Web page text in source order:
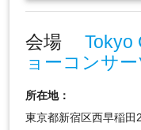
会場 Tokyo
ョーコンサー
所在地：
東京都新宿区西早稲田